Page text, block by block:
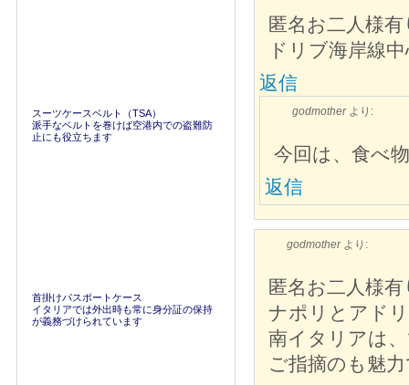
匿名お二人様
ドリブ海岸線
返信
godmother より:
今回は、食べ
返信
godmother より:
匿名お二人様
ナポリとアド
南イタリアは
ご指摘のも魅
スーツケースベルト（TSA）
派手なベルトを巻けば空港内での盗難防
止にも役立ちます
首掛けパスポートケース
イタリアでは外出時も常に身分証の保持
が義務づけられています